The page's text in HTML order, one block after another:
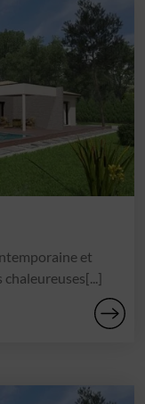
et
chaleureuses[...]